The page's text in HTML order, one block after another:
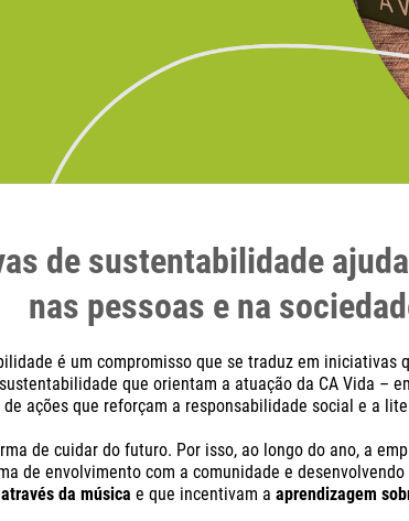
de sustentabilidade
nas pessoas e na
é um compromisso que se traduz em iniciativas
que orientam a atuação da CA Vida –
ações que reforçam a responsabilidade social e a
de cuidar do futuro. Por isso, ao longo do ano, a
de envolvimento com a comunidade e
da música e que incentivam aaprendizagem